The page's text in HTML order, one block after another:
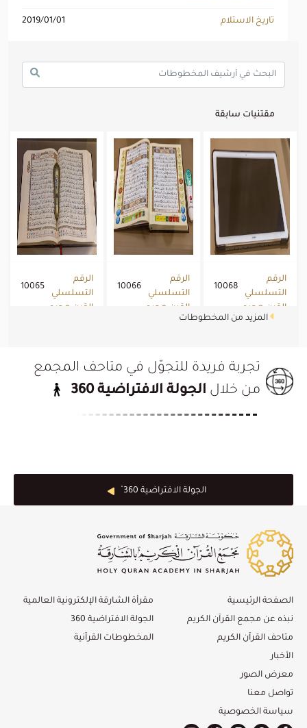
2019/01/01 تاريخ الاستلام
مقتنيات سابقة
10068
الرقم
التسلسلي
القرن هجري
10066
الرقم
التسلسلي
القرن هجري
القرن
10065
الرقم
التسلسلي
القرن هجري
المزيد من المخطوطات
تجربة فريدة للتجوّل في متاحف المجمع
من خلال الجولة الافتراضية 360
الجولة الافتراضية 360 ْ
الصفحة الرئيسية
نبذه عن مجمع القرآن الكريم
متاحف القرآن الكريم
مقرأة الشارقة الإلكترونية العالمية
الجولة الافتراضية 360
المخطوطات القرآنية
الأخبار
معرض الصور
تواصل معنا
سياسة الخصوصية